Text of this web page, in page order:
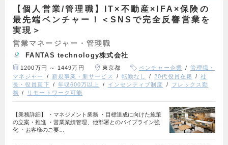
【個人営業/管理職】IT×不動産×IFA×保険の
最先端ベンチャー！＜SNSで完全反響営業を
実現＞
営業マネージャー・管理職
FANTAS technology株式会社
1200万円 ～ 1449万円 東京都 ベンチャー企業
管理職・
マネジャー
新規事業・新サービス 転勤なし 20代役員在籍
社
長・役員直下
年収600万以上 インセンティブ制度
フレックス勤
務
リモートワーク可能
【業務詳細】 ・マネジメント業務 ・目標達成に向けた施策
の立案・推進 ・営業業績管理、他部署とのパイプライン強
化 ・お客様のご要…